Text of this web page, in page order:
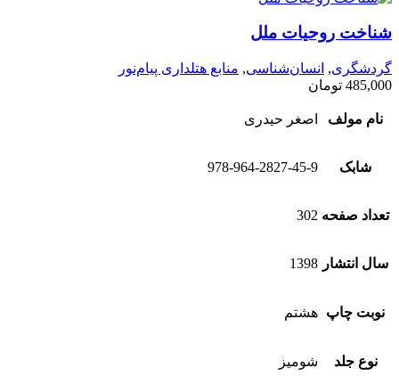
شناخت روحیات ملل
گردشگری, انسان‌شناسی, منابع هتلداری پیام‌نور
485,000 تومان
نام مولف اصغر حیدری
شابک 978-964-2827-45-9
تعداد صفحه 302
سال انتشار 1398
نوبت چاپ هشتم
نوع جلد شومیز